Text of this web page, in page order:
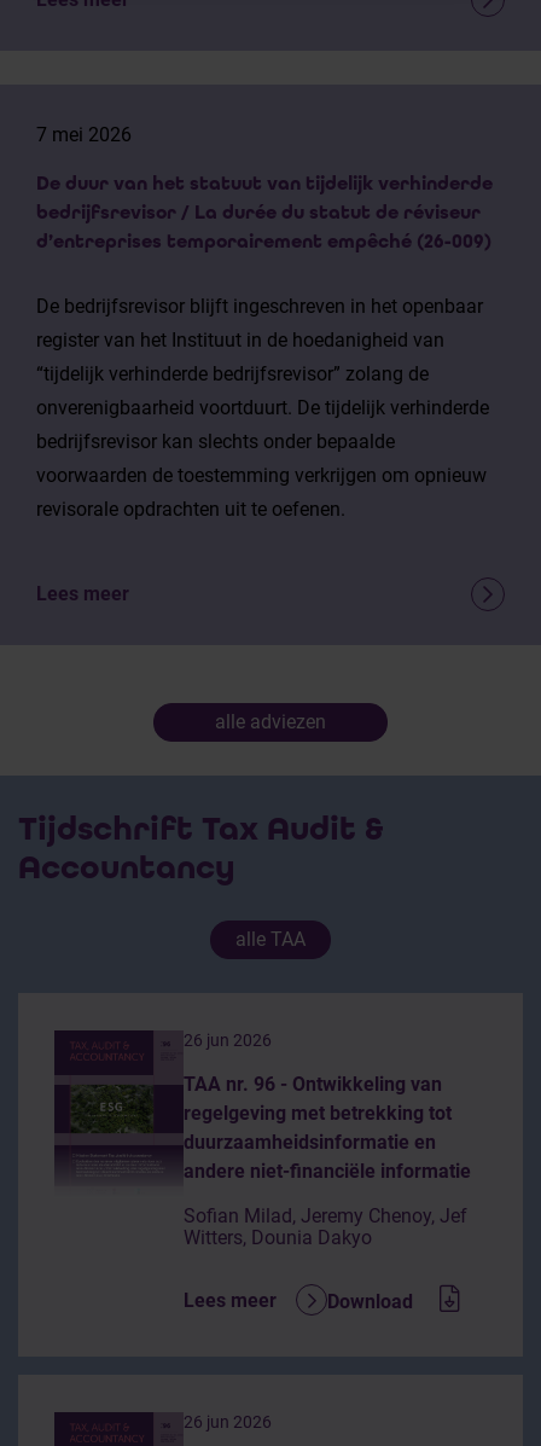
7 mei 2026
De duur van het statuut van tijdelijk verhinderde
bedrijfsrevisor / La durée du statut de réviseur
d’entreprises temporairement empêché (26-009)
De bedrijfsrevisor blijft ingeschreven in het openbaar
register van het Instituut in de hoedanigheid van
“tijdelijk verhinderde bedrijfsrevisor” zolang de
onverenigbaarheid voortduurt. De tijdelijk verhinderde
bedrijfsrevisor kan slechts onder bepaalde
voorwaarden de toestemming verkrijgen om opnieuw
revisorale opdrachten uit te oefenen.
Lees meer
alle adviezen
Tijdschrift Tax Audit &
Accountancy
alle TAA
26 jun 2026
TAA nr. 96 - Ontwikkeling van
regelgeving met betrekking tot
duurzaamheidsinformatie en
andere niet-financiële informatie
Sofian Milad, Jeremy Chenoy, Jef
Witters, Dounia Dakyo
Lees meer Download
26 jun 2026